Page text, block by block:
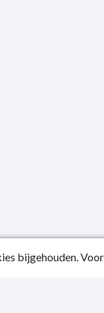
bijgehouden.